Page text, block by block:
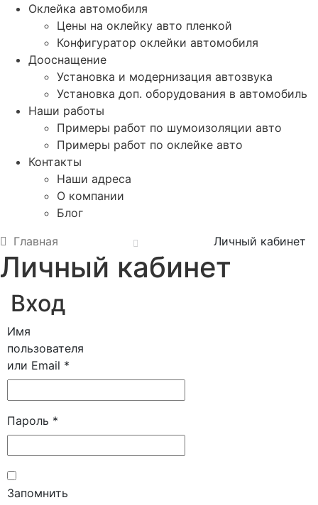
Оклейка автомобиля
Цены на оклейку авто пленкой
Конфигуратор оклейки автомобиля
Дооснащение
Установка и модернизация автозвука
Установка доп. оборудования в автомобиль
Наши работы
Примеры работ по шумоизоляции авто
Примеры работ по оклейке авто
Контакты
Наши адреса
О компании
Блог
Главная
Личный кабинет
Личный кабинет
Вход
Имя
пользователя
или Email *
Пароль *
Запомнить